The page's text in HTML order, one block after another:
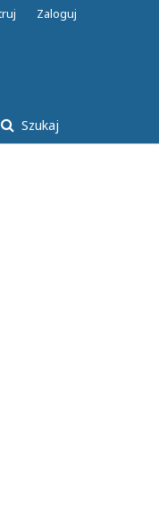
Szukaj
Zaloguj